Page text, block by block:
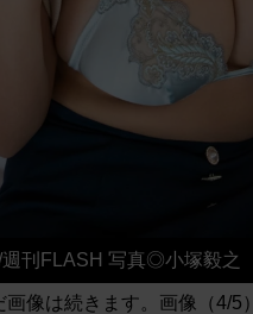
刊FLASH 写真◎小塚毅之
画像は続きます。画像（4/5）